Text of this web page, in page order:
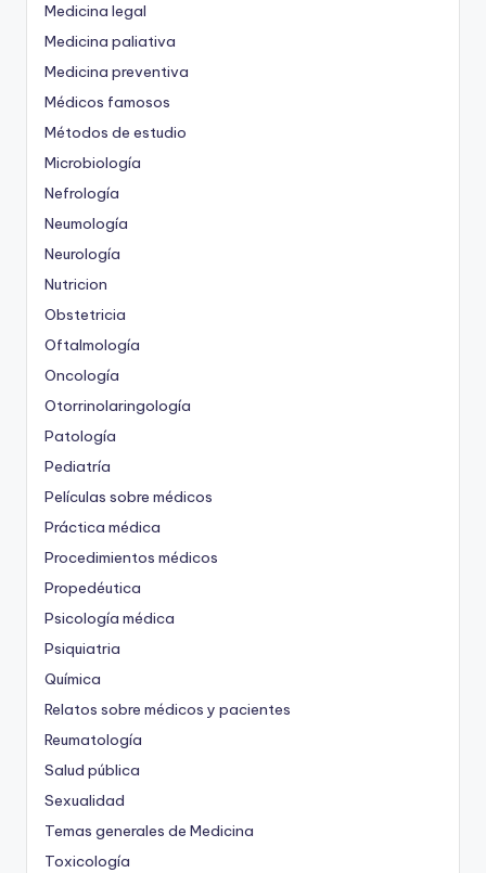
Medicina legal
Medicina paliativa
Medicina preventiva
Médicos famosos
Métodos de estudio
Microbiología
Nefrología
Neumología
Neurología
Nutricion
Obstetricia
Oftalmología
Oncología
Otorrinolaringología
Patología
Pediatría
Películas sobre médicos
Práctica médica
Procedimientos médicos
Propedéutica
Psicología médica
Psiquiatria
Química
Relatos sobre médicos y pacientes
Reumatología
Salud pública
Sexualidad
Temas generales de Medicina
Toxicología